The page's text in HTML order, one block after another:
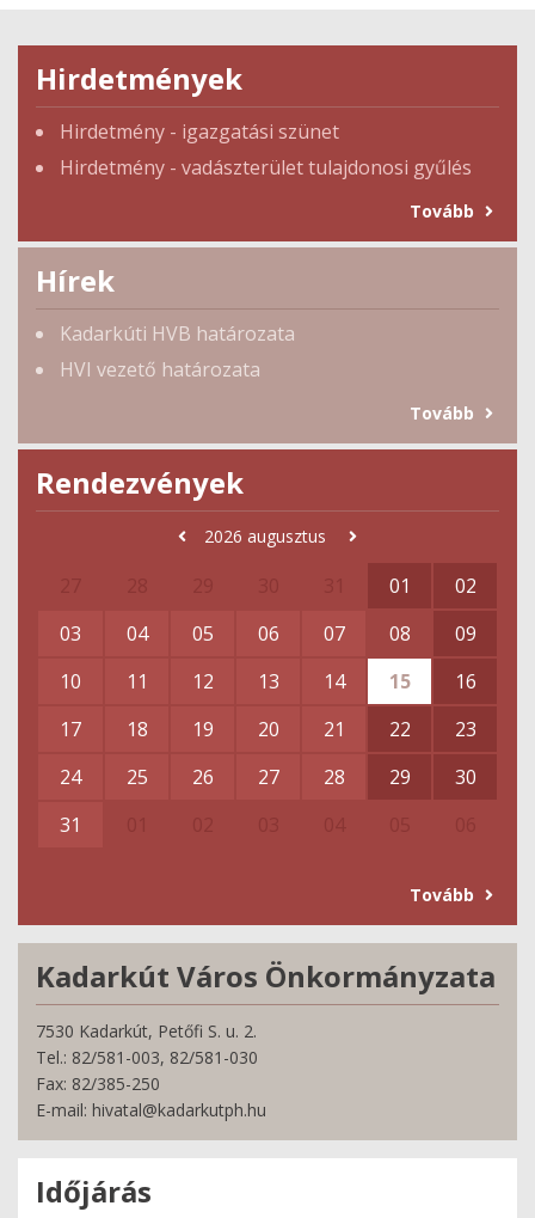
Hirdetmények
Hirdetmény - igazgatási szünet
Hirdetmény - vadászterület tulajdonosi gyűlés
Tovább
Hírek
Kadarkúti HVB határozata
HVI vezető határozata
Tovább
Rendezvények
2026 augusztus
01
02
03
04 05 06 07 08
09
10
11 12 13 14 15
16
17
18 19 20 21 22
23
24
25 26 27 28 29
30
31
Tovább
Kadarkút Város Önkormányzata
7530 Kadarkút, Petőfi S. u. 2.
Tel.: 82/581-003, 82/581-030
Fax: 82/385-250
E-mail: hivatal@kadarkutph.hu
Időjárás